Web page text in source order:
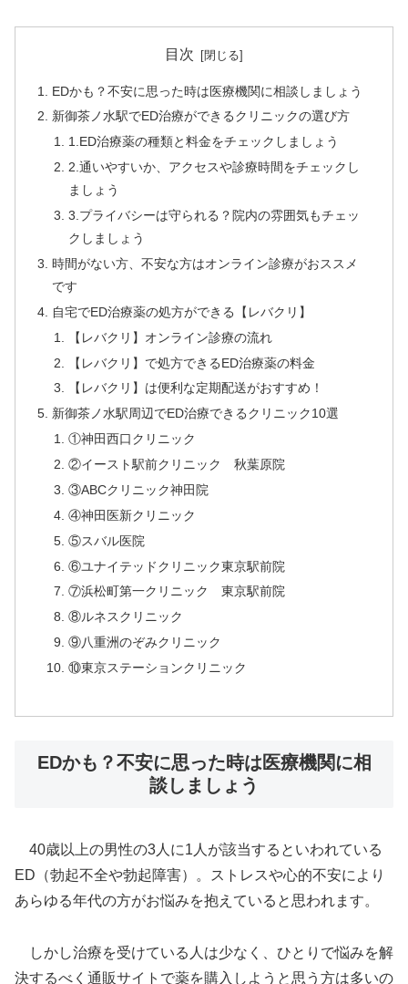
目次
EDかも？不安に思った時は医療機関に相談しましょう
新御茶ノ水駅でED治療ができるクリニックの選び方
1.ED治療薬の種類と料金をチェックしましょう
2.通いやすいか、アクセスや診療時間をチェックし
ましょう
3.プライバシーは守られる？院内の雰囲気もチェッ
クしましょう
時間がない方、不安な方はオンライン診療がおススメ
です
自宅でED治療薬の処方ができる【レバクリ】
【レバクリ】オンライン診療の流れ
【レバクリ】で処方できるED治療薬の料金
【レバクリ】は便利な定期配送がおすすめ！
新御茶ノ水駅周辺でED治療できるクリニック10選
①神田西口クリニック
②イースト駅前クリニック 秋葉原院
③ABCクリニック神田院
④神田医新クリニック
⑤スバル医院
⑥ユナイテッドクリニック東京駅前院
⑦浜松町第一クリニック 東京駅前院
⑧ルネスクリニック
⑨八重洲のぞみクリニック
⑩東京ステーションクリニック
EDかも？不安に思った時は医療機関に相
談しましょう
40歳以上の男性の3人に1人が該当するといわれている
ED（勃起不全や勃起障害）。ストレスや心的不安により
あらゆる年代の方がお悩みを抱えていると思われます。
しかし治療を受けている人は少なく、ひとりで悩みを解
決するべく通販サイトで薬を購入しようと思う方は多いの